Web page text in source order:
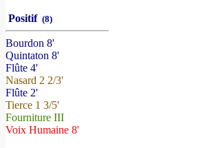
Positif (8)
Bourdon 8'
Quintaton 8'
Flûte 4'
Nasard 2 2/3'
Flûte 2'
Tierce 1 3/5'
Fourniture III
Voix Humaine 8'